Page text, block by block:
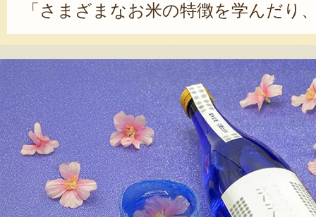
「さまざまなお米の特徴を学んだり
勢を厳しく指導していただいたりし
役に立っています」と、佐藤さん。
蔵清泉川」に入り、杜氏を務めてい
負で大変ですが、お客様から直接『
い』と言っていただけることが、何
い喜びです」と、そのやりがいを語